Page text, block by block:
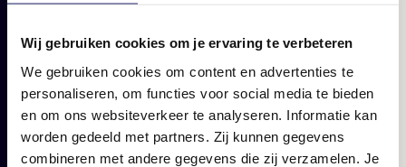
Wij gebruiken cookies om je ervaring te verbeteren
We gebruiken cookies om content en advertenties te
personaliseren, om functies voor social media te bieden
en om ons websiteverkeer te analyseren. Informatie kan
worden gedeeld met partners. Zij kunnen gegevens
combineren met andere gegevens die zij verzamelen. Je